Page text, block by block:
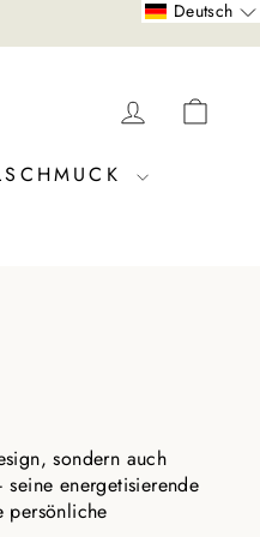
sondern auch
energetisierende
persönliche
Deutsch